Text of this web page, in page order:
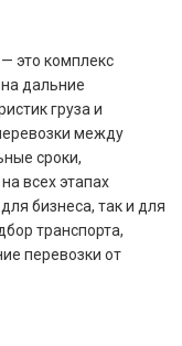
это комплекс
на дальние
груза и
между
сроки,
всех этапах
бизнеса, так и для
транспорта,
перевозки от